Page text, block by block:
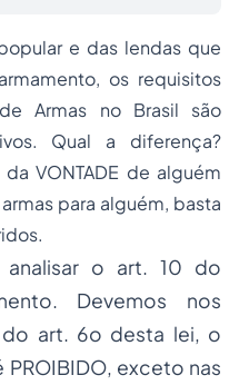
e das lendas que
os requisitos
Armas no Brasil são
Qual a diferença?
VONTADE de alguém
para alguém, basta
analisar o art. 10 do
Devemos nos
art. 6o desta lei, o
exceto nas